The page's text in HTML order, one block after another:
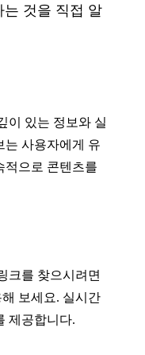
는 것을 직접 알
이 있는 정보와 실
는 사용자에게 유
적으로 콘텐츠를
크를 찾으시려면
보세요. 실시간
제공합니다.